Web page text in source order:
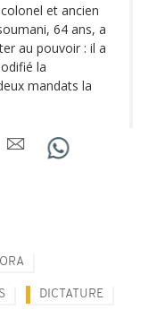
et ancien
64 ans, a
au pouvoir : il a
la
mandats la
DICTATURE